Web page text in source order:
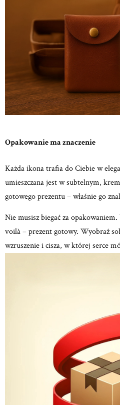
Opakowanie ma znaczenie
Każda ikona trafia do Ciebie w
umieszczana jest w subtelnym,
gotowego prezentu – właśnie go
Nie musisz biegać za opakowaniem.
voilà – prezent gotowy. Wyobraź
wzruszeniei cisza, w której serce